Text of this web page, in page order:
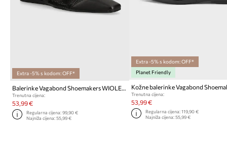
Extra -5% s kodom: OFF*
Balerinke Vagabond Shoemakers WIOLETTA
Trenutna cijena:
53,99 €
Regularna cijena:99,90 €
Najniža cijena:55,99 €
Extra -5% s kodom: OFF*
Planet Friendly
Trenutna cijena:
53,99 €
Regularna cijena: 119,90 €
Najniža cijena: 55,99 €